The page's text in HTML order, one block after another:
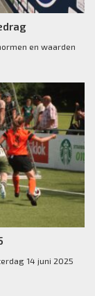
en waarden
14 juni 2025